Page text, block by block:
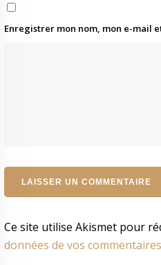
Enregistrer mon nom, mon e-mail
Ce site utilise Akismet pour
données de vos